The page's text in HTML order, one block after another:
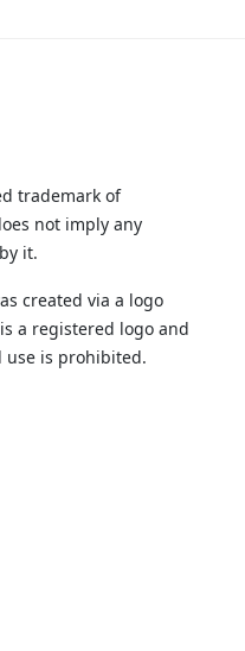
trademark of
not imply any
it.
created via a logo
is a registered logo and
is prohibited.